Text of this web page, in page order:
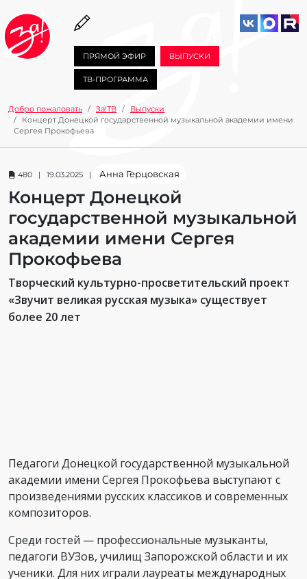
ПРЯМОЙ ЭФИР ВЫПУСКИ
ТВ-ПРОГРАММА
Добро пожаловать За!ТВ
Выпуски
Концерт Донецкой государственной музыкальной академии имени
Сергея Прокофьева
480 | 19.03.2025 | Анна Герцовская
Концерт Донецкой
государственной музыкальной
академии имени Сергея
Прокофьева
Творческий культурно-просветительский проект
«Звучит великая русская музыка» существует
более 20 лет
Педагоги Донецкой государственной музыкальной
академии имени Сергея Прокофьева выступают с
произведениями русских классиков и современных
композиторов.
Среди гостей — профессиональные музыканты,
педагоги ВУЗов, училищ Запорожской области и их
ученики. Для них играли лауреаты международных